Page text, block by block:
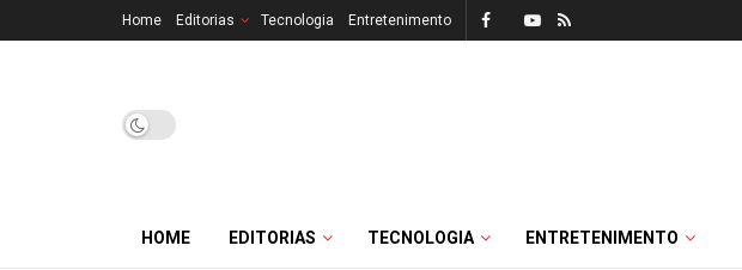
Home Editorias Tecnologia Entretenimento
HOME EDITORIAS TECNOLOGIA ENTRETENIMENTO